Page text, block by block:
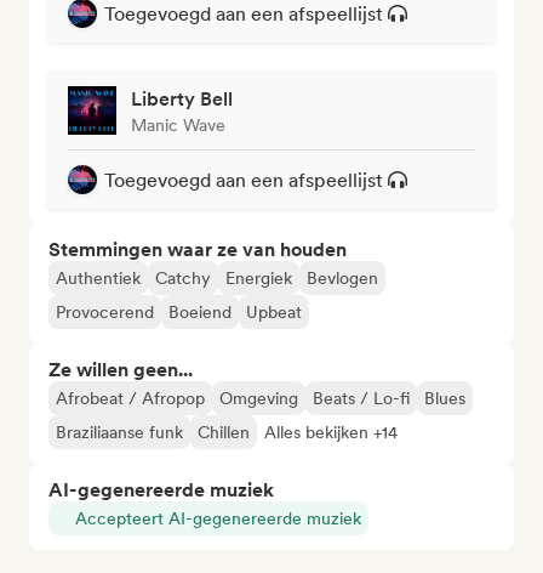
Toegevoegd aan een afspeellijst
Liberty Bell
Manic Wave
Toegevoegd aan een afspeellijst
Stemmingen waar ze van houden
Authentiek Catchy Energiek
Bevlogen
Provocerend
Boeiend Upbeat
Ze willen geen...
Afrobeat / Afropop Omgeving Beats / Lo-fi
Blues
Braziliaanse funk
Chillen Alles bekijken +14
AI-gegenereerde muziek
Accepteert AI-gegenereerde muziek